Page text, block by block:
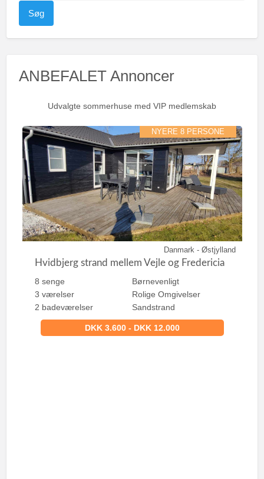
e
e
ANBEFALET Annoncer
Udvalgte sommerhuse med VIP medlemskab
NYERE 8 PERSONE
Danmark - Østjylland
Hvidbjerg strand mellem Vejle og Fredericia
8 senge
3 værelser
2 badeværelser
Børnevenligt
Rolige Omgivelser
Sandstrand
DKK 3.600 - DKK 12.000